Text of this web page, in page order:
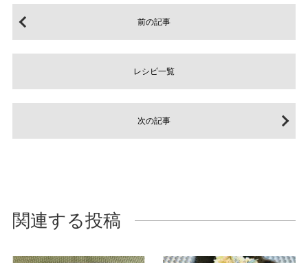
前の記事
次の記事
レシピ一覧
関連する投稿